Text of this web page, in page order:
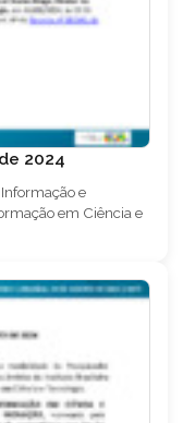
2024
e
em Ciência e